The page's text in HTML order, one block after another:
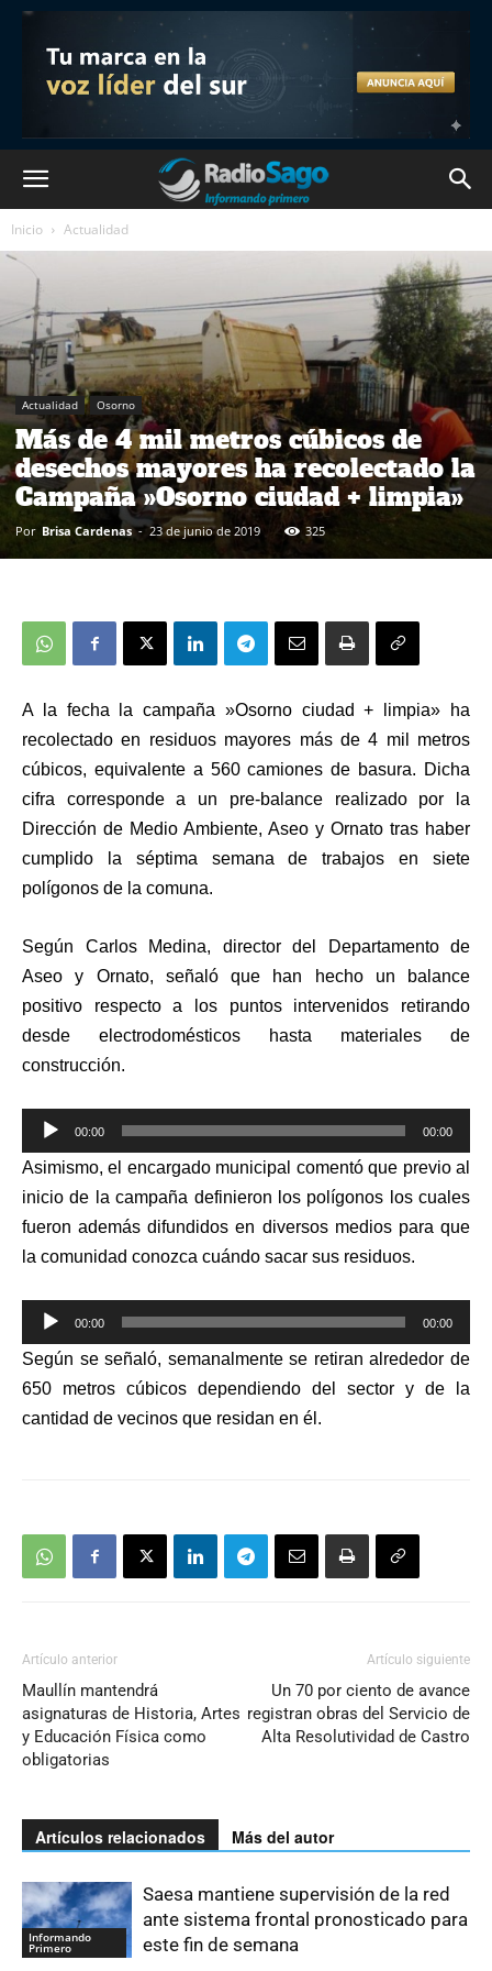
Inicio Actualidad
Actualidad Osorno
Más de 4 mil metros cúbicos de
desechos mayores ha recolectado la
Campaña »Osorno ciudad + limpia»
Por Brisa Cardenas - 23 de junio de 2019 325
A la fecha la campaña »Osorno ciudad + limpia» ha
recolectado en residuos mayores más de 4 mil metros
cúbicos, equivalente a 560 camiones de basura. Dicha
cifra corresponde a un pre-balance realizado por la
Dirección de Medio Ambiente, Aseo y Ornato tras haber
cumplido la séptima semana de trabajos en siete
polígonos de la comuna.
Según Carlos Medina, director del Departamento de
Aseo y Ornato, señaló que han hecho un balance
positivo respecto a los puntos intervenidos retirando
desde electrodomésticos hasta materiales de
construcción.
Reproductor
de
audio
00:00 00:00
Asimismo, el encargado municipal comentó que previo al
inicio de la campaña definieron los polígonos los cuales
fueron además difundidos en diversos medios para que
la comunidad conozca cuándo sacar sus residuos.
Reproductor
de
audio
00:00 00:00
Según se señaló, semanalmente se retiran alrededor de
650 metros cúbicos dependiendo del sector y de la
cantidad de vecinos que residan en él.
Artículo anterior
Maullín mantendrá
asignaturas de Historia, Artes
y Educación Física como
obligatorias
Artículo siguiente
Un 70 por ciento de avance
registran obras del Servicio de
Alta Resolutividad de Castro
Artículos relacionados Más del autor
Informando
Primero
Saesa mantiene supervisión de la red
ante sistema frontal pronosticado para
este fin de semana